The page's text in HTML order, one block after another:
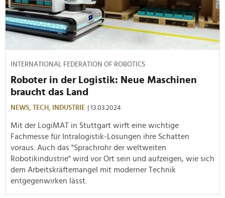
INTERNATIONAL FEDERATION OF ROBOTICS
Roboter in der Logistik: Neue Maschinen
braucht das Land
NEWS, TECH, INDUSTRIE | 13.03.2024
Mit der LogiMAT in Stuttgart wirft eine wichtige
Fachmesse für Intralogistik-Lösungen ihre Schatten
voraus. Auch das "Sprachrohr der weltweiten
Robotikindustrie" wird vor Ort sein und aufzeigen, wie sich
dem Arbeitskräftemangel mit moderner Technik
entgegenwirken lässt.